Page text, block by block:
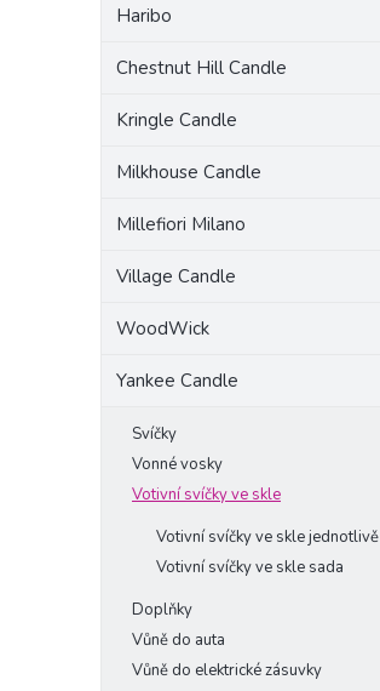
Haribo
Chestnut Hill Candle
Kringle Candle
Milkhouse Candle
Millefiori Milano
Village Candle
WoodWick
Yankee Candle
Svíčky
Vonné vosky
Votivní svíčky ve skle
Votivní svíčky ve skle jednotlivě
Votivní svíčky ve skle sada
Doplňky
Vůně do auta
Vůně do elektrické zásuvky